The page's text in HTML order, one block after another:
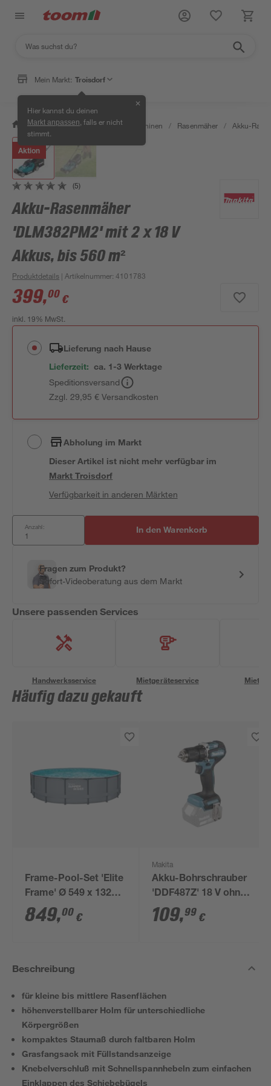
Mein Markt: Troisdorf
Hier kannst du deinen
Markt anpassen , falls er nicht
stimmt.
✕
/ Garten & Freizeit / Gartenmaschinen / Rasenmäher / Akku-
Aktion
(5)
Akku-Rasenmäher
'DLM382PM2' mit 2 x 18 V
Akkus, bis 560 m²
Produktdetails | Artikelnummer:4101783
399,00 €
inkl. 19% MwSt.
Lieferung nach Hause
Lieferzeit: ca. 1-3 Werktage
Speditionsversand
Zzgl. 29,95 € Versandkosten
Abholung im Markt
Dieser Artikel ist nicht mehr verfügbar im
MarktTroisdorf
Verfügbarkeit in anderen Märkten
Anzahl: In den Warenkorb
Fragen zum Produkt?
Sofort-Videoberatung aus dem Markt
Unsere passenden Services
Handwerksservice Mietgeräteservice
Häufig dazu gekauft
Frame-Pool-Set 'Elite
Frame' Ø 549 x 132
cm mit Filterpumpe
und Sicherheitsleiter
849,00 €
Makita
Akku-Bohrschrauber
'DDF487Z' 18 V ohne
Akku und Ladegerät
109,99 €
Beschreibung
für kleine bis mittlere Rasenflächen
höhenverstellbarer Holm für unterschiedliche
Körpergrößen
kompaktes Staumaß durch faltbaren Holm
Grasfangsack mit Füllstandsanzeige
Knebelverschluß mit Schnellspannhebeln zum einfachen
Einklappen des Schiebebügels